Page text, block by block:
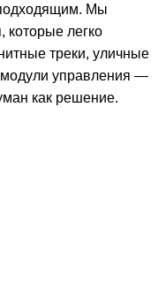
Мы
которые легко
треки, уличные
модули управления —
как решение.